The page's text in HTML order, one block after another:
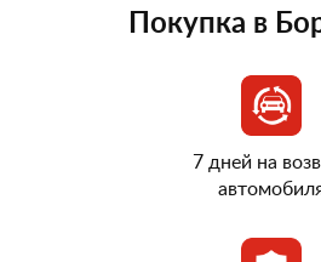
Покупка в
7 дней на